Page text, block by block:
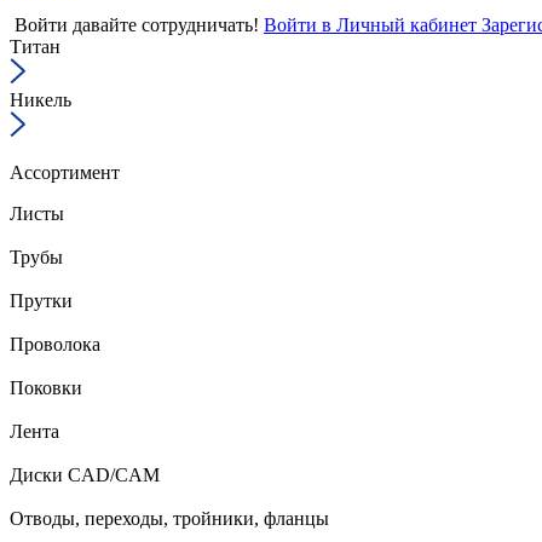
Войти давайте сотрудничать! Войти в Личный кабинет
Титан
Никель
Ассортимент
Листы
Трубы
Прутки
Проволока
Поковки
Лента
Диски CAD/CAM
Отводы, переходы, тройники, фланцы